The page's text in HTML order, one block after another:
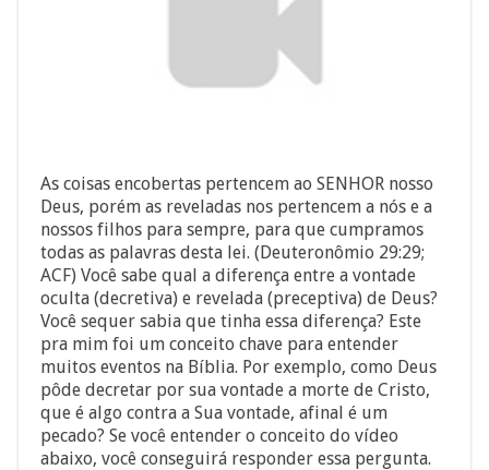
As coisas encobertas pertencem ao SENHOR nosso
Deus, porém as reveladas nos pertencem a nós e a
nossos filhos para sempre, para que cumpramos
todas as palavras desta lei. (Deuteronômio 29:29;
ACF) Você sabe qual a diferença entre a vontade
oculta (decretiva) e revelada (preceptiva) de Deus?
Você sequer sabia que tinha essa diferença? Este
pra mim foi um conceito chave para entender
muitos eventos na Bíblia. Por exemplo, como Deus
pôde decretar por sua vontade a morte de Cristo,
que é algo contra a Sua vontade, afinal é um
pecado? Se você entender o conceito do vídeo
abaixo, você conseguirá responder essa pergunta.